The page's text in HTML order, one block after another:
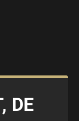
DE